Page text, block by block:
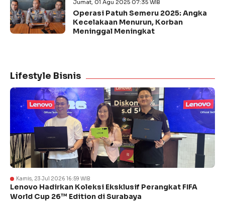
Jumat, 01 Agu 2025 07:35 WIB
Operasi Patuh Semeru 2025: Angka
Kecelakaan Menurun, Korban
Meninggal Meningkat
Lifestyle Bisnis
Kamis, 23 Jul 2026 16:59 WIB
Lenovo Hadirkan Koleksi Eksklusif Perangkat FIFA
World Cup 26™ Edition di Surabaya